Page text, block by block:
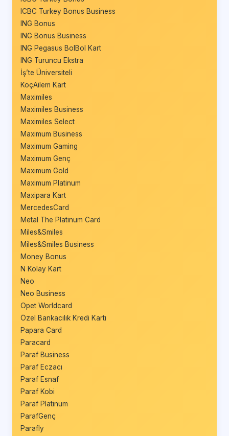
ICBC Turkey Bonus Business
ING Bonus
ING Bonus Business
ING Pegasus BolBol Kart
ING Turuncu Ekstra
İş’te Üniversiteli
KoçAilem Kart
Maximiles
Maximiles Business
Maximiles Select
Maximum Business
Maximum Gaming
Maximum Genç
Maximum Gold
Maximum Platinum
Maxipara Kart
MercedesCard
Metal The Platinum Card
Miles&Smiles
Miles&Smiles Business
Money Bonus
N Kolay Kart
Neo
Neo Business
Opet Worldcard
Özel Bankacılık Kredi Kartı
Papara Card
Paracard
Paraf Business
Paraf Eczacı
Paraf Esnaf
Paraf Kobi
Paraf Platinum
ParafGenç
Parafly